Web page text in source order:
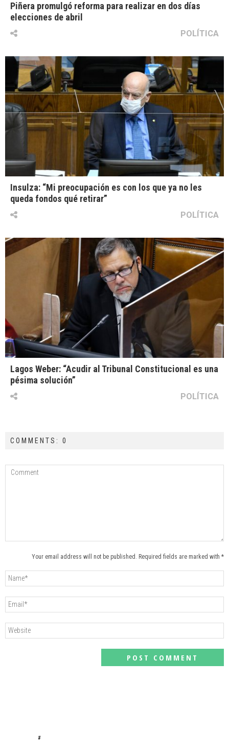
Piñera promulgó reforma para realizar en dos días
elecciones de abril
POLÍTICA
Insulza: “Mi preocupación es con los que ya no les
queda fondos qué retirar”
POLÍTICA
Lagos Weber: “Acudir al Tribunal Constitucional es una
pésima solución”
POLÍTICA
COMMENTS: 0
Your email address will not be published. Required fields are marked with *
#